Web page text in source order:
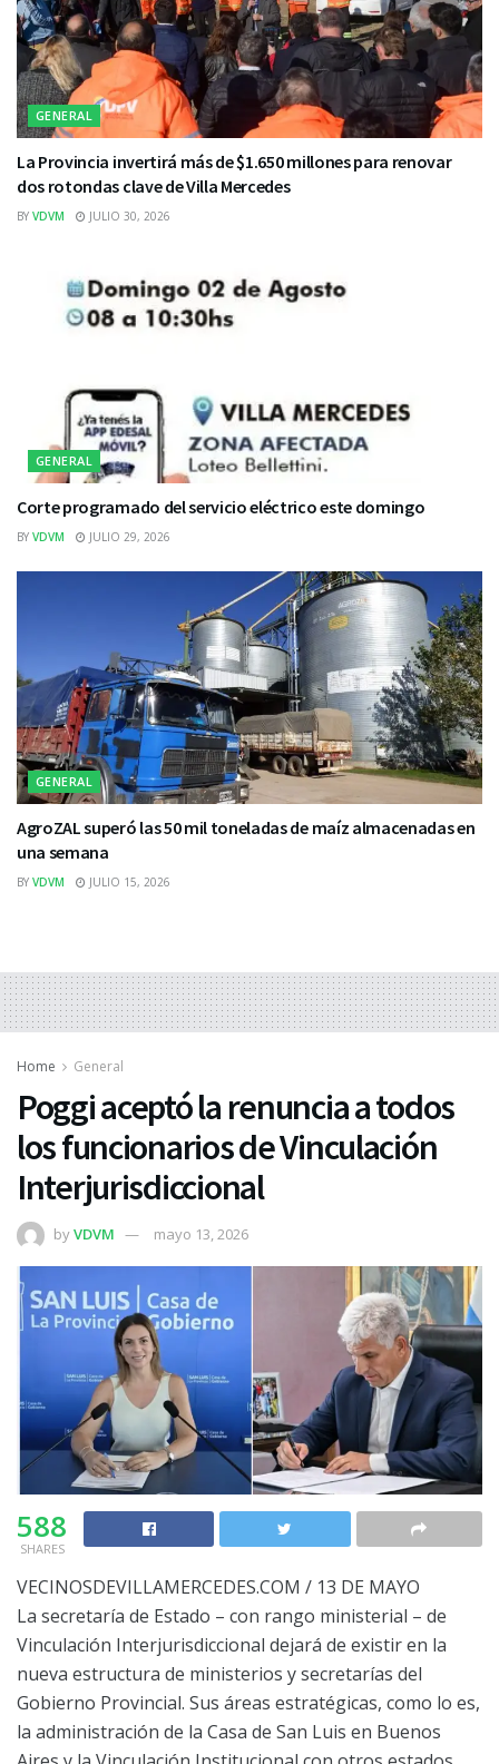
GENERAL
La Provincia invertirá más de $1.650 millones para renovar
dos rotondas clave de Villa Mercedes
BY VDVM JULIO 30, 2026
GENERAL
Corte programado del servicio eléctrico este domingo
BY VDVM JULIO 29, 2026
GENERAL
AgroZAL superó las 50 mil toneladas de maíz almacenadas en
una semana
BY VDVM JULIO 15, 2026
Home General
Poggi aceptó la renuncia a todos
los funcionarios de Vinculación
Interjurisdiccional
byVDVM mayo 13, 2026
588
SHARES
VECINOSDEVILLAMERCEDES.COM / 13 DE MAYO
La secretaría de Estado – con rango ministerial – de
Vinculación Interjurisdiccional dejará de existir en la
nueva estructura de ministerios y secretarías del
Gobierno Provincial. Sus áreas estratégicas, como lo es,
la administración de la Casa de San Luis en Buenos